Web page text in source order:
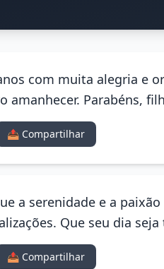
com muita alegria e
amanhecer. Parabéns,
📤 Compartilhar
a serenidade e a
Que seu dia
📤 Compartilhar